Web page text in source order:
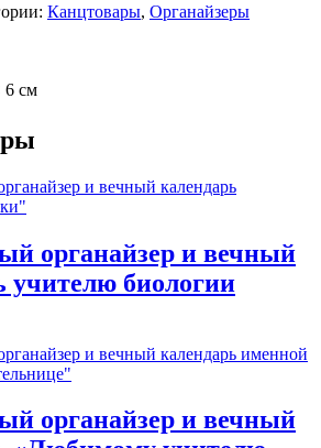
Канцтовары, Органайзеры
6 см
органайзер и вечный
учителю биологии
органайзер и вечный